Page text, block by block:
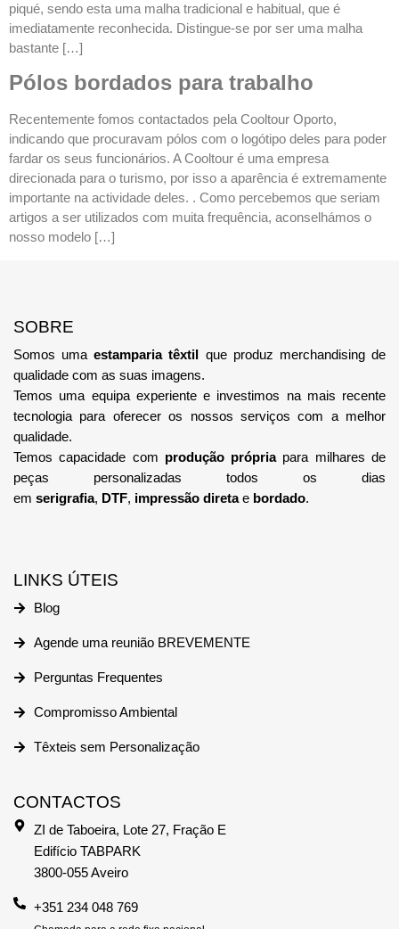
piqué, sendo esta uma malha tradicional e habitual, que é
imediatamente reconhecida. Distingue-se por ser uma malha
bastante […]
Pólos bordados para trabalho
Recentemente fomos contactados pela Cooltour Oporto,
indicando que procuravam pólos com o logótipo deles para poder
fardar os seus funcionários. A Cooltour é uma empresa
direcionada para o turismo, por isso a aparência é extremamente
importante na actividade deles. . Como percebemos que seriam
artigos a ser utilizados com muita frequência, aconselhámos o
nosso modelo […]
SOBRE
Somos umaestamparia têxtil que produz merchandising de
qualidade com as suas imagens.
Temos uma equipa experiente e investimos na mais recente
tecnologia para oferecer os nossos serviços com a melhor
qualidade.
Temos capacidade com produção própriapara milhares de
peças personalizadas todos os dias
em serigrafia, DTF, impressão diretae bordado.
LINKS ÚTEIS
Blog
Agende uma reunião BREVEMENTE
Perguntas Frequentes
Compromisso Ambiental
Têxteis sem Personalização
CONTACTOS
ZI de Taboeira, Lote 27, Fração E
Edifício TABPARK
3800-055 Aveiro
+351 234 048 769